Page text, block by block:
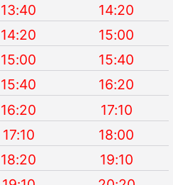
13:40
14:20
14:20
15:00
15:00
15:40
15:40
16:20
16:20
17:10
17:10
18:00
18:20
19:10